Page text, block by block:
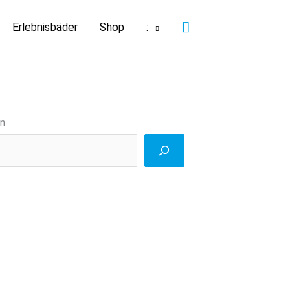
Erlebnisbäder Shop : Suchen